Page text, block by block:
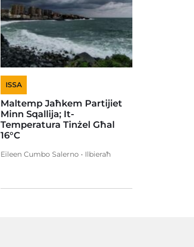
ISSA
Maltemp Jaħkem Partijiet
Minn Sqallija; It-
Temperatura Tinżel Għal
16°C
Eileen Cumbo Salerno • Ilbieraħ